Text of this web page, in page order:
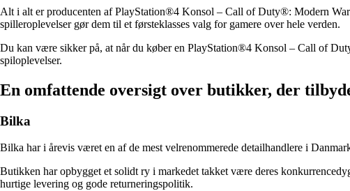
Alt i alt er producenten af PlayStation®4 Konsol – Call of Duty®: Modern
spilleroplevelser gør dem til et førsteklasses valg for gamere over hele verden.
Du kan være sikker på, at når du køber en PlayStation®4 Konsol – Call of
spiloplevelser.
En omfattende oversigt over butikker, der
Bilka
Bilka har i årevis været en af de mest velrenommerede detailhandlere i
Butikken har opbygget et solidt ry i markedet takket være deres
hurtige levering og gode returneringspolitik.